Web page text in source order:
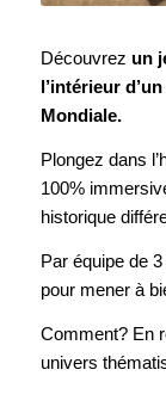
Découvrez un
l’intérieur
Mondiale.
Plongez dans
100%
historique
Par équipe de
pour mener à
Comment? En
univers